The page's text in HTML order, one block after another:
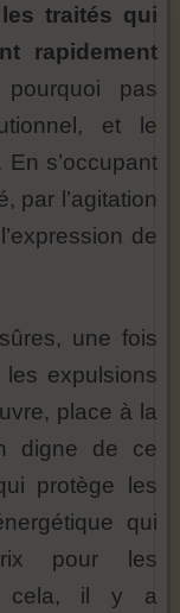
traités qui
rapidement
pas
et le
s’occupant
par l’agitation
de
une fois
les expulsions
place à la
digne de ce
protège les
qui
pour les
cela, il y a